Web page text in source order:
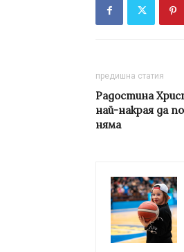
предишна статия
Радостина
най-накрая да
няма